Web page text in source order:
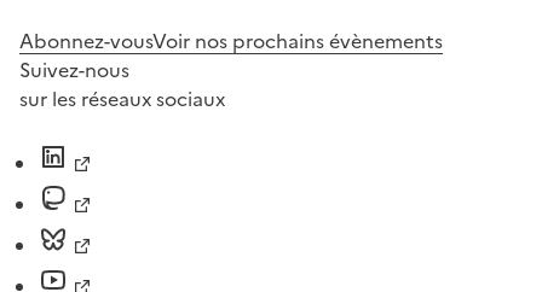
Abonnez-vousVoir nos prochains évènements
Suivez-nous
sur les réseaux sociaux